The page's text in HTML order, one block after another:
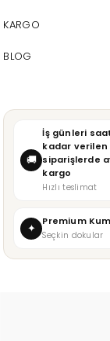
KARGO
BLOG
🚚
İş günleri
kadar verilen
siparişlerde
kargo
Hızlı teslimat
✦ Premium
Seçkin dokular